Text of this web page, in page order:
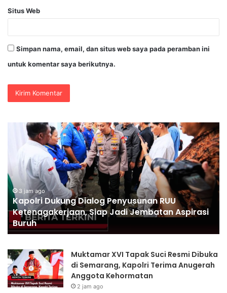
Situs Web
Simpan nama, email, dan situs web saya pada peramban ini
untuk komentar saya berikutnya.
Kapolri
Dukung
Penyusunan
RUU
Ketenagakerjaan,
Siap
Jadi
Jembatan
Aspirasi
Buruh
3 jam ago
Kapolri Dukung Dialog Penyusunan RUU
Ketenagakerjaan, Siap Jadi Jembatan Aspirasi
Buruh
di
Muktamar XVI Tapak Suci Resmi Dibuka
di Semarang, Kapolri Terima Anugerah
Anggota Kehormatan
2 jam ago